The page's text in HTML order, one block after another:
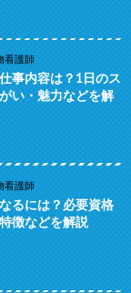
看護師
事内容は？1日のス
い・魅力などを解
看護師
るには？必要資格
徴などを解説